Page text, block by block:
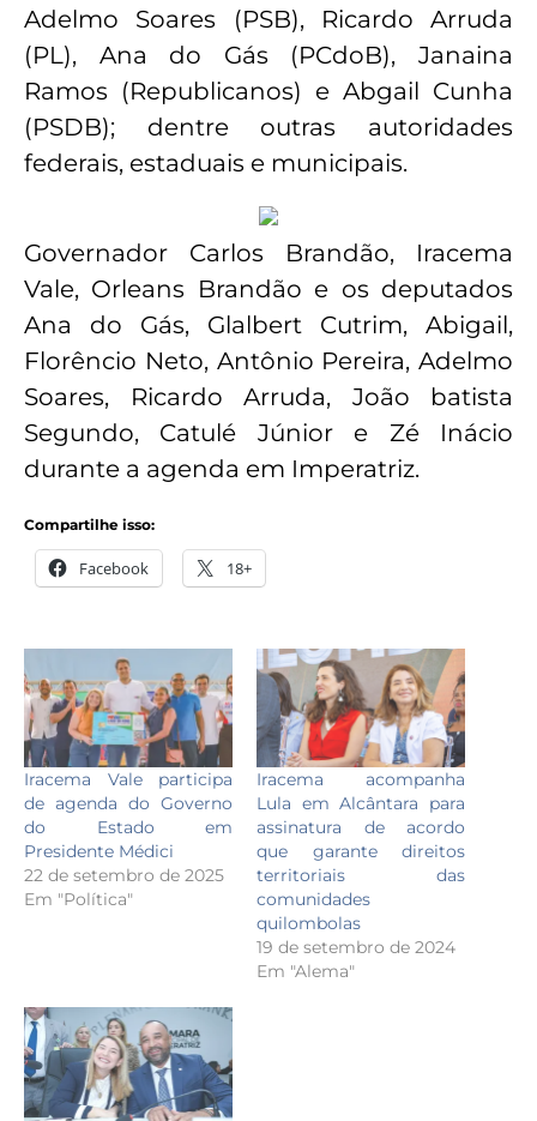
Adelmo Soares (PSB), Ricardo Arruda
(PL), Ana do Gás (PCdoB), Janaina
Ramos (Republicanos) e Abgail Cunha
(PSDB); dentre outras autoridades
federais, estaduais e municipais.
Governador Carlos Brandão, Iracema
Vale, Orleans Brandão e os deputados
Ana do Gás, Glalbert Cutrim, Abigail,
Florêncio Neto, Antônio Pereira, Adelmo
Soares, Ricardo Arruda, João batista
Segundo, Catulé Júnior e Zé Inácio
durante a agenda em Imperatriz.
Compartilhe isso:
Facebook 18+
Iracema Vale participa
de agenda do Governo
do Estado em
Presidente Médici
22 de setembro de 2025
Em "Política"
Iracema acompanha
Lula em Alcântara para
assinatura de acordo
que garante direitos
territoriais das
comunidades
quilombolas
19 de setembro de 2024
Em "Alema"